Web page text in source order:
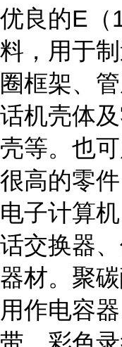
优良的E
料，用于
圈框架、
话机壳体
壳等。也
很高的零
电子计算
话交换器
器材。聚
用作电容